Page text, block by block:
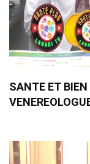
SANTE ET